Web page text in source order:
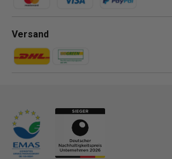
Versand
Zahlungsmethoden
Zahlungsmethoden